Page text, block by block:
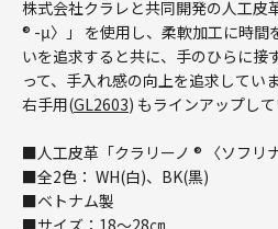
株式会社クラレと共同開発の人工皮
® -μ〉」 を使用し、柔軟加工に時間
いを追求すると共に、手のひらに接
って、手入れ感の向上を追求していま
右手用(GL2603) もラインアップして
■人工皮革「クラリーノ ® 〈ソフリ
■全2色： WH(白)、BK(黒)
■ベトナム製